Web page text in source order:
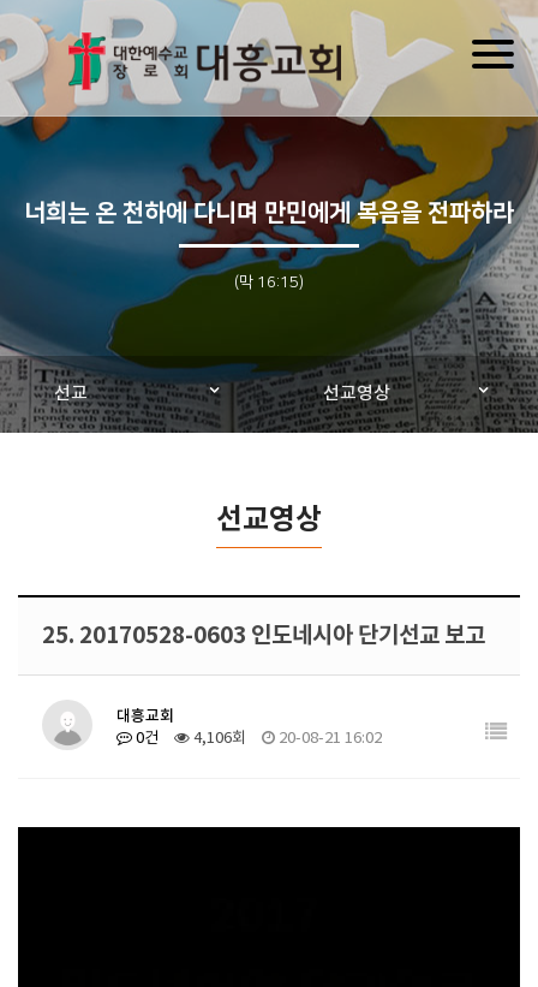
너희는 온 천하에 다니며 만민에게 복음을 전파하라
(막 16:15)
선교 선교영상
선교영상
25. 20170528-0603 인도네시아 단기선교 보고
대흥교회
0건 4,106회 20-08-21 16:02